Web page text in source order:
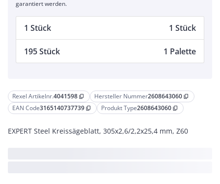
Rexel Artikelnr.4041598 content_copy Hersteller Nummer2608643060 content_copy
EAN Code3165140737739 content_copy Produkt Type2608643060 content_copy
EXPERT Steel Kreissägeblatt, 305x2,6/2,2x25,4 mm, Z60
garantiert werden.
1 Stück 1 Stück
195 Stück 1 Palette